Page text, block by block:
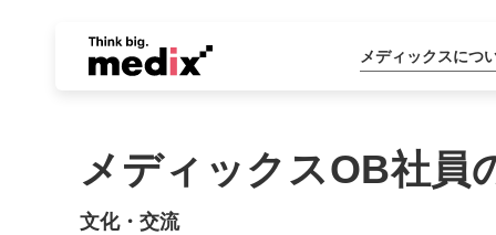
メディックスにつ
メディックスOB社員
文化・交流